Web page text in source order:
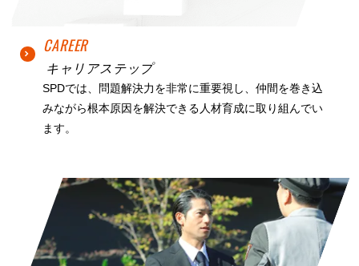
CAREER
キャリアステップ
SPDでは、問題解決力を非常に重要視し、仲間を巻き込
みながら根本原因を解決できる人材育成に取り組んでい
ます。